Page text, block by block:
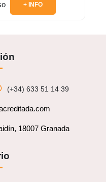
+ INFO
(+34) 633 51 14 39
18007 Granada